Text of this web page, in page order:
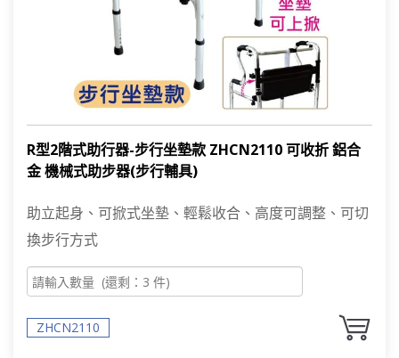
R型2階式助行器-步行坐墊款 ZHCN2110 可收折 鋁合
金 機械式助步器(步行輔具)
助立起身、可掀式坐墊、輕鬆收合、高度可調整、可切
換步行方式
ZHCN2110